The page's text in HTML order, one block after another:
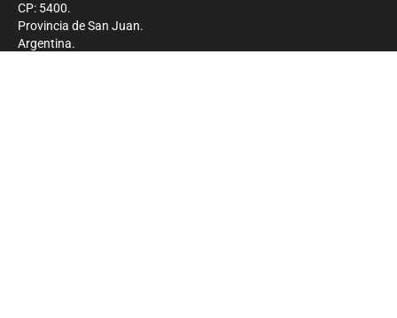
CP: 5400.
Provincia de San Juan.
Argentina.